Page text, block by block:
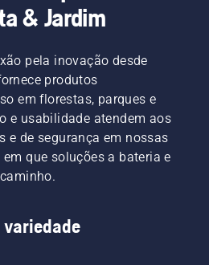
& Jardim
pela inovação desde
produtos
em florestas, parques e
e usabilidade atendem aos
e de segurança em nossas
que soluções a bateria e
variedade